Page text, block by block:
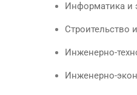
Информатика и
Строительство
Инженерно-
Инженерно-